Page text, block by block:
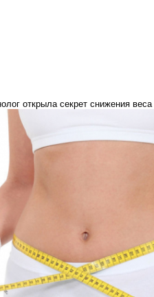
открыла секрет снижения веса